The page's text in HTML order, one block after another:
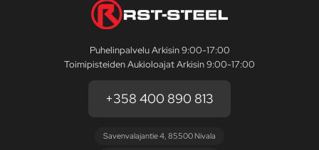
Puhelinpalvelu Arkisin 9:00-17:00
Toimipisteiden Aukioloajat Arkisin 9:00-17:00
+358 400 890 813
Savenvalajantie 4, 85500 Nivala